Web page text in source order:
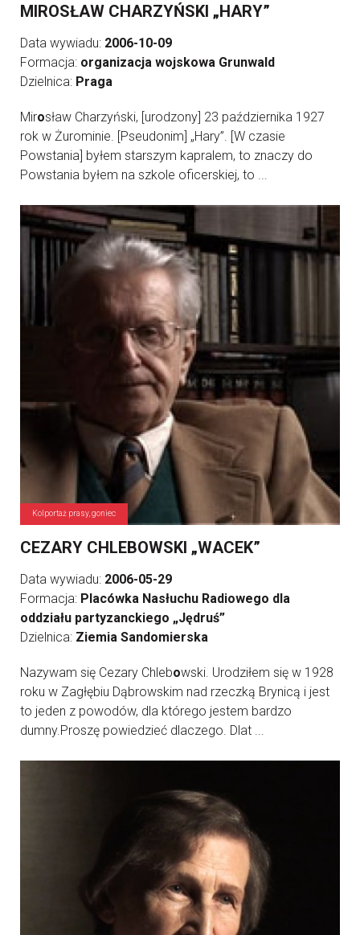
MIROSŁAW CHARZYŃSKI „HARY”
Data wywiadu: 2006-10-09
Formacja: organizacja wojskowa Grunwald
Dzielnica: Praga
Mirosław Charzyński, [urodzony] 23 października 1927
rok w Żurominie. [Pseudonim] „Hary”. [W czasie
Powstania] byłem starszym kapralem, to znaczy do
Powstania byłem na szkole oficerskiej, to ...
Kolportaż prasy, goniec
CEZARY CHLEBOWSKI „WACEK”
Data wywiadu: 2006-05-29
Formacja: Placówka Nasłuchu Radiowego dla
oddziału partyzanckiego „Jędruś”
Dzielnica: Ziemia Sandomierska
Nazywam się Cezary Chlebowski. Urodziłem się w 1928
roku w Zagłębiu Dąbrowskim nad rzeczką Brynicą i jest
to jeden z powodów, dla którego jestem bardzo
dumny.Proszę powiedzieć dlaczego. Dlat ...